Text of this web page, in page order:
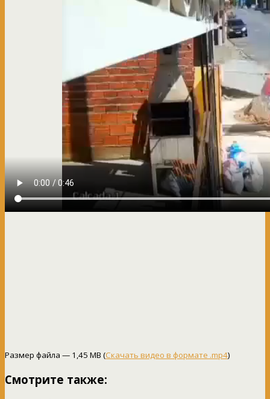
Размер файла — 1,45 MB (Скачать видео в формате .mp4)
Смотрите также: